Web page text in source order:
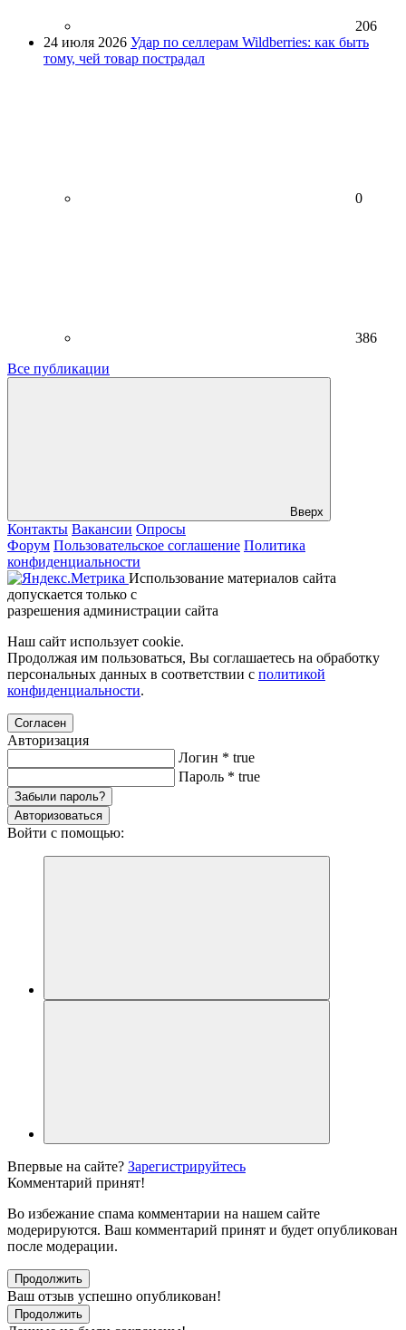
206
24 июля 2026 Удар по селлерам Wildberries: как быть
тому, чей товар пострадал
0
386
Все публикации
Вверх
Контакты Вакансии Опросы
Форум Пользовательское соглашение Политика
конфиденциальности
Использование материалов сайта
допускается только с
разрешения администрации сайта
Наш сайт использует cookie.
Продолжая им пользоваться, Вы соглашаетесь на обработку
персональных данных в соответствии с политикой
конфиденциальности.
Согласен
Авторизация
Логин * true
Пароль * true
Забыли пароль?
Авторизоваться
Войти с помощью:
Впервые на сайте? Зарегистрируйтесь
Комментарий принят!
Во избежание спама комментарии на нашем сайте
модерируются. Ваш комментарий принят и будет опубликован
после модерации.
Продолжить
Ваш отзыв успешно опубликован!
Продолжить